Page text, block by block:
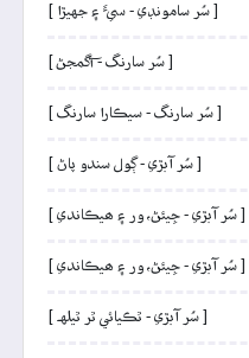
[ سُر سامونڊي - سيءَ ۽ جهيڙا ]
[ سُر سارنگ - آگمجڻ ]
[ سُر سارنگ - سيڪارا سارنگ ]
[ سُر آبڙي - ڳول سندو پاڻ ]
[ سُر آبڙي - جِيئڻ، ور ۽ ھيڪاندي ]
[ سُر آبڙي - جِيئڻ، ور ۽ ھيڪاندي ]
[ سُر آبڙي - ٿڪيائي ٿر ٿيلهہ ]